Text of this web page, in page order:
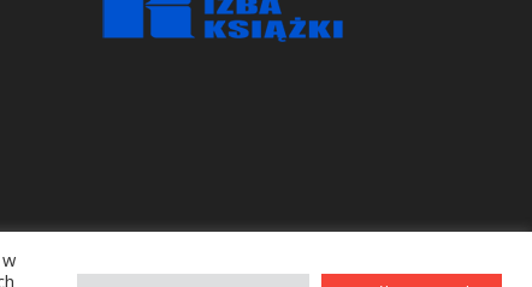
Copyright © 2020 bellona.pl